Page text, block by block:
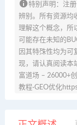
特别声明：注
辨别。所有资源均
理解这个概念，所
可能存在未知的
因其特殊性均为可
现，请认真阅读本
富道场 – 26000+
教程·GEO优化